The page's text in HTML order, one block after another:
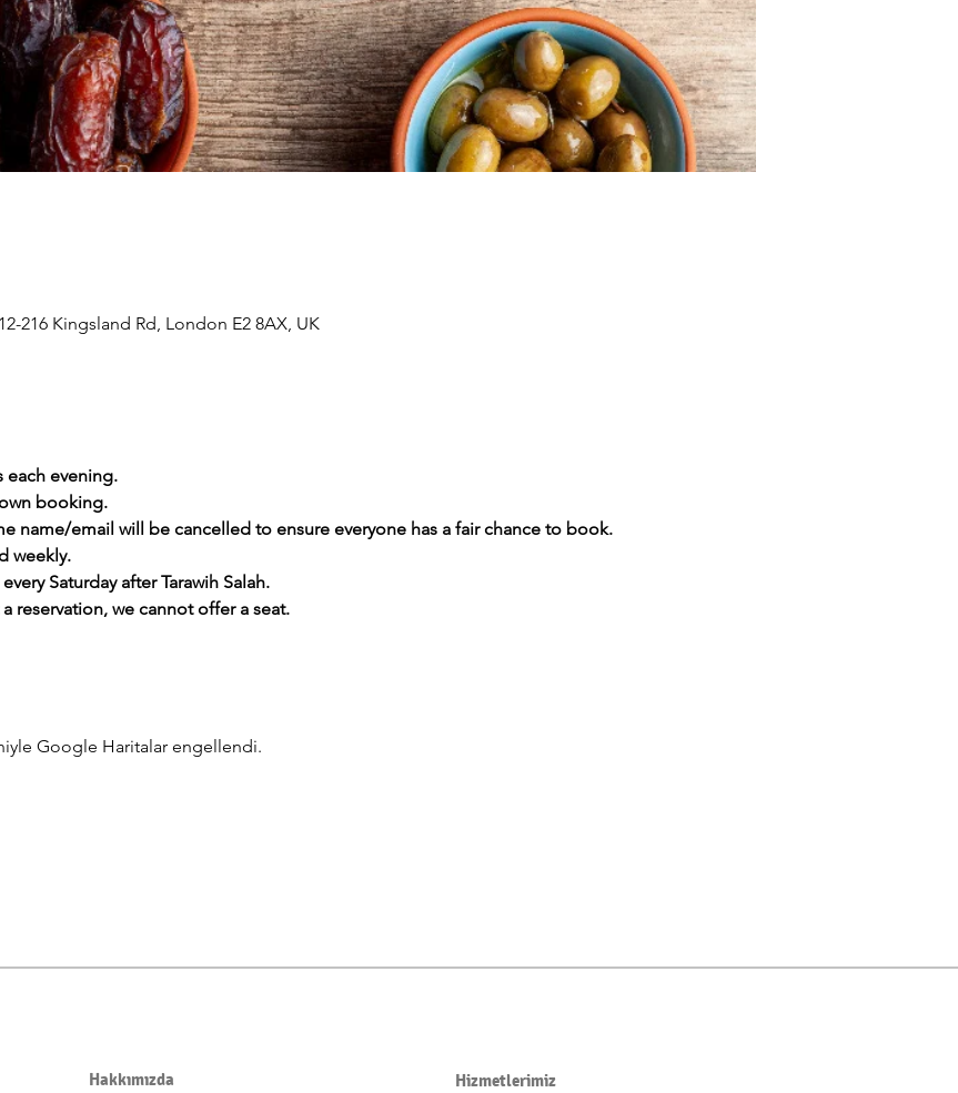
216 Kingsland Rd, London E2 8AX, UK
each evening.
booking.
name/email will be cancelled to ensure everyone has a fair chance to book.
weekly.
Saturday after Tarawih Salah.
reservation, we cannot offer a seat.
Google Haritalar engellendi.
Hakkımızda Hizmetlerimiz